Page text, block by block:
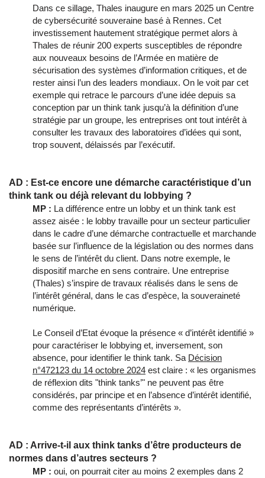
Dans ce sillage, Thales inaugure en mars 2025 un Centre
de cybersécurité souveraine basé à Rennes. Cet
investissement hautement stratégique permet alors à
Thales de réunir 200 experts susceptibles de répondre
aux nouveaux besoins de l’Armée en matière de
sécurisation des systèmes d’information critiques, et de
rester ainsi l’un des leaders mondiaux. On le voit par cet
exemple qui retrace le parcours d’une idée depuis sa
conception par un think tank jusqu’à la définition d’une
stratégie par un groupe, les entreprises ont tout intérêt à
consulter les travaux des laboratoires d’idées qui sont,
trop souvent, délaissés par l’exécutif.
AD : Est-ce encore une démarche caractéristique d’un
think tank ou déjà relevant du lobbying ?
MP : La différence entre un lobby et un think tank est
assez aisée : le lobby travaille pour un secteur particulier
dans le cadre d’une démarche contractuelle et marchande
basée sur l’influence de la législation ou des normes dans
le sens de l’intérêt du client. Dans notre exemple, le
dispositif marche en sens contraire. Une entreprise
(Thales) s’inspire de travaux réalisés dans le sens de
l’intérêt général, dans le cas d’espèce, la souveraineté
numérique.
Le Conseil d’Etat évoque la présence « d’intérêt identifié »
pour caractériser le lobbying et, inversement, son
absence, pour identifier le think tank. Sa Décision
n°472123 du 14 octobre 2024 est claire : « les organismes
de réflexion dits "think tanks’" ne peuvent pas être
considérés, par principe et en l’absence d’intérêt identifié,
comme des représentants d’intérêts ».
AD : Arrive-t-il aux think tanks d’être producteurs de
normes dans d’autres secteurs ?
MP : oui, on pourrait citer au moins 2 exemples dans 2